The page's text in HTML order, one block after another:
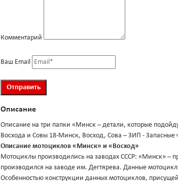
Комментарий
Ваш Email
Описание
Описание на три папки «Минск – детали, которые
Восхода и Совы 18-Минск, Восход, Сова – ЗИП -
Описание мотоциклов «Минск» и «Восход»
Мотоциклы производились на заводах СССР: «Минск» –
производился на заводе им. Дегтярева. Данные
Особенностью конструкции данных мотоциклов,